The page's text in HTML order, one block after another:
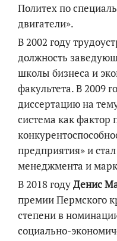
Политех по
двигатели».
В 2002 году
должность
школы бизнеса и
факультета. В 2009
диссертацию на
система как
предприятия» и
менеджмента и
В 2018 годуДенис
премии Пермского
степени в
социально-